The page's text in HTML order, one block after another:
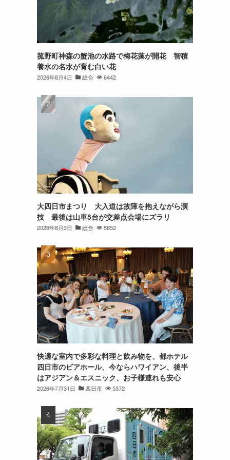
菰野町神森の蟹池の水路で梅花藻が開花 智積
養水の名水が育む白い花
2026年8月4日 総合 6442
大四日市まつり 大入道は故障を抱えながら演
技 最後は山車5台が交差点会場にズラリ
2026年8月3日 総合 5652
快適な室内で多彩な料理と飲み物を、都ホテル
四日市のビアホール、今ならハワイアン、後半
はアジアン＆エスニック、お子様連れも安心
2026年7月31日 四日市 5372